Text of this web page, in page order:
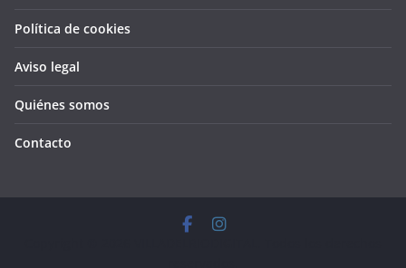
Política de cookies
Aviso legal
Quiénes somos
Contacto